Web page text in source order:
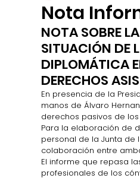
Nota
NOTA SOBRE
SITUACIÓN DE
DIPLOMÁTICA
DERECHOS
En presencia de la
manos de Álvaro
derechos pasivos de
Para la elaboración de
personal de la Junta de
colaboración entre
El informe que repasa
profesionales de los